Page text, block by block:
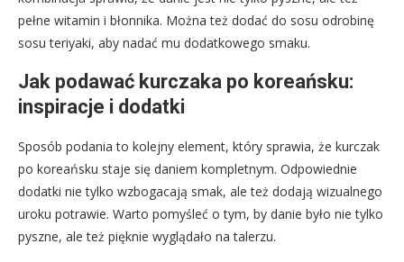
pełne witamin i błonnika. Można też dodać do sosu odrobinę
sosu teriyaki, aby nadać mu dodatkowego smaku.
Jak podawać kurczaka po koreańsku:
inspiracje i dodatki
Sposób podania to kolejny element, który sprawia, że kurczak
po koreańsku staje się daniem kompletnym. Odpowiednie
dodatki nie tylko wzbogacają smak, ale też dodają wizualnego
uroku potrawie. Warto pomyśleć o tym, by danie było nie tylko
pyszne, ale też pięknie wyglądało na talerzu.